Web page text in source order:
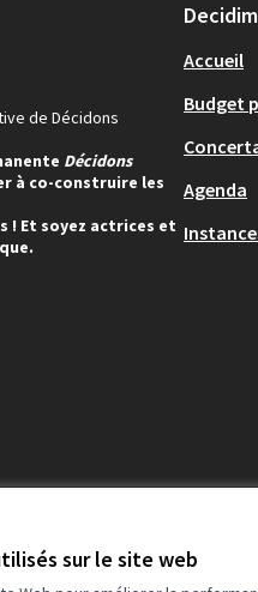
sur le site web
de Décidons
Décidons
à co-construire les
! Et soyez actrices et
Decidim
Accueil
Budget
Agenda